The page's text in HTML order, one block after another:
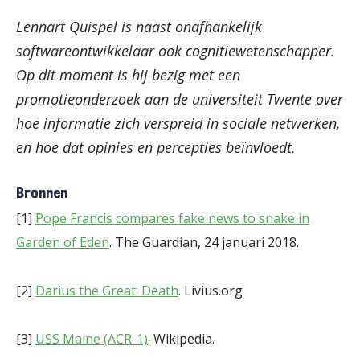
Lennart Quispel is naast onafhankelijk
softwareontwikkelaar ook cognitiewetenschapper.
Op dit moment is hij bezig met een
promotieonderzoek aan de universiteit Twente over
hoe informatie zich verspreid in sociale netwerken,
en hoe dat opinies en percepties beïnvloedt.
Bronnen
[1] Pope Francis compares fake news to snake in
Garden of Eden. The Guardian, 24 januari 2018.
[2] Darius the Great: Death. Livius.org
[3] USS Maine (ACR-1). Wikipedia.